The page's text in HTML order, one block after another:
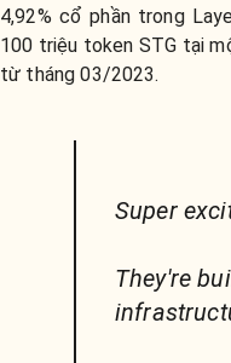
4,92% cổ phần trong
100 triệu token STG tại
từ tháng 03/2023.
Super
They're